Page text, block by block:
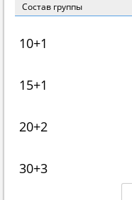
Состав группы
10+1
15+1
20+2
30+3